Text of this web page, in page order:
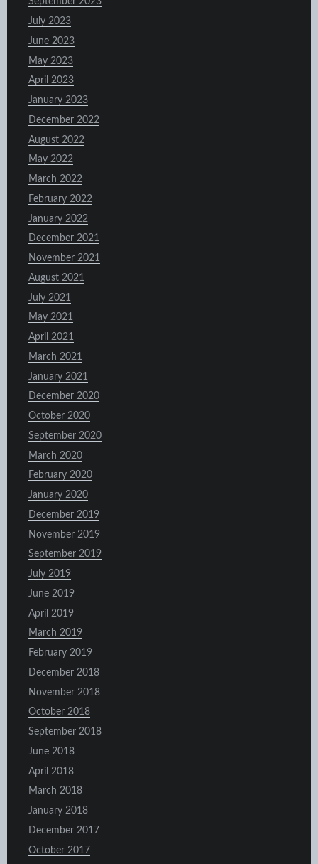
July 2023
June 2023
May 2023
April 2023
January 2023
December 2022
August 2022
May 2022
March 2022
February 2022
January 2022
December 2021
November 2021
August 2021
July 2021
May 2021
April 2021
March 2021
January 2021
December 2020
October 2020
September 2020
March 2020
February 2020
January 2020
December 2019
November 2019
September 2019
July 2019
June 2019
April 2019
March 2019
February 2019
December 2018
November 2018
October 2018
September 2018
June 2018
April 2018
March 2018
January 2018
December 2017
October 2017